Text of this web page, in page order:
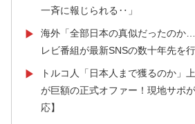
一斉に報じられる‥」
▶
海外「全部日本の真似だったのか
レビ番組が最新SNSの数十年先を
▶
トルコ人「日本人まで獲るのか」
が巨額の正式オファー！現地サポ
応】